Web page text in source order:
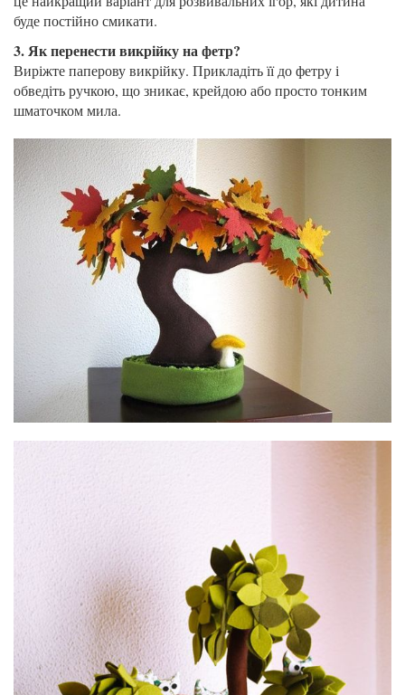
буде постійно смикати.
3. Як перенести викрійку на фетр?
Виріжте паперову викрійку. Прикладіть її до фетру і
обведіть ручкою, що зникає, крейдою або просто тонким
шматочком мила.